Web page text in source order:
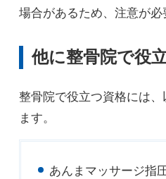
場合があるため、注意が必
他に整骨院で役
整骨院で役立つ資格には
ます。
あんまマッサージ指